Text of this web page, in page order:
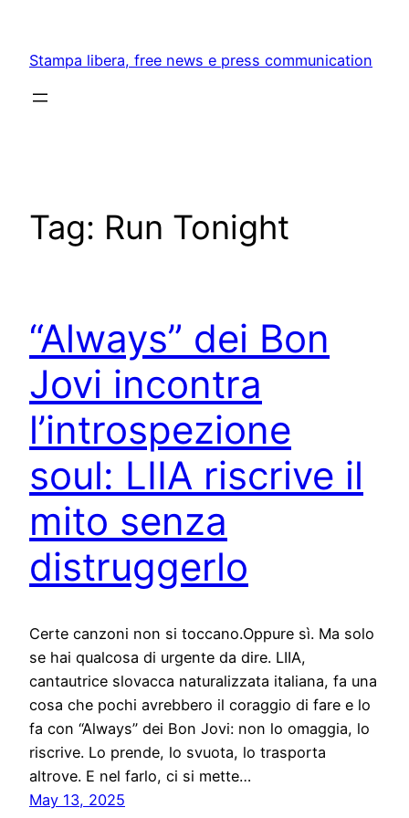
content
Stampa libera, free news e press communication
Tag: Run Tonight
“Always” dei Bon
Jovi incontra
l’introspezione
soul: LIIA riscrive il
mito senza
distruggerlo
Certe canzoni non si toccano.Oppure sì. Ma solo
se hai qualcosa di urgente da dire. LIIA,
cantautrice slovacca naturalizzata italiana, fa una
cosa che pochi avrebbero il coraggio di fare e lo
fa con “Always” dei Bon Jovi: non lo omaggia, lo
riscrive. Lo prende, lo svuota, lo trasporta
altrove. E nel farlo, ci si mette…
May 13, 2025